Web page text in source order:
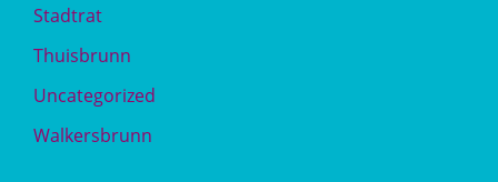
Stadtrat
Thuisbrunn
Uncategorized
Walkersbrunn